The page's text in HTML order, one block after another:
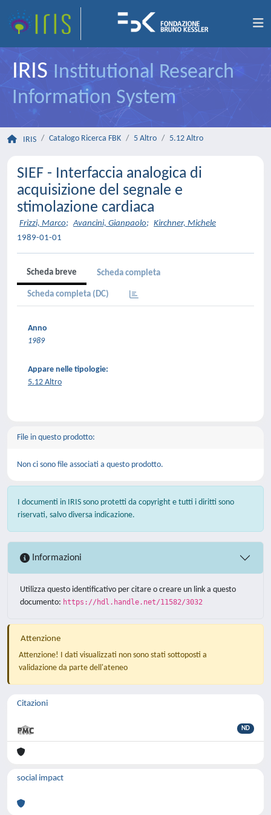
IRIS Institutional Research
Information System
IRIS Catalogo Ricerca FBK 5 Altro 5.12 Altro
SIEF - Interfaccia analogica di
acquisizione del segnale e
stimolazione cardiaca
Frizzi, Marco; Avancini, Gianpaolo; Kirchner, Michele
1989-01-01
Scheda breve Scheda completa
Scheda completa (DC)
Anno
1989
Appare nelle tipologie:
5.12 Altro
File in questo prodotto:
Non ci sono file associati a questo prodotto.
I documenti in IRIS sono protetti da copyright e tutti i diritti sono
riservati, salvo diversa indicazione.
Informazioni
Utilizza questo identificativo per citare o creare un link a questo
documento: https://hdl.handle.net/11582/3032
Attenzione
Attenzione! I dati visualizzati non sono stati sottoposti a
validazione da parte dell'ateneo
Citazioni
ND
social impact